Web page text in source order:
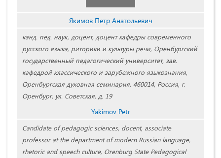
Якимов Петр Анатольевич
канд. пед. наук, доцент, доцент кафедры современного
русского языка, риторики и культуры речи, Оренбургский
государственный педагогический университет, зав.
кафедрой классического и зарубежного языкознания,
Оренбургская духовная семинария, 460014, Россия, г.
Оренбург, ул. Советская, д. 19
Yakimov Petr
Candidate of pedagogic sciences, docent, associate
professor at the department of modern Russian language,
rhetoric and speech culture, Orenburg State Pedagogical